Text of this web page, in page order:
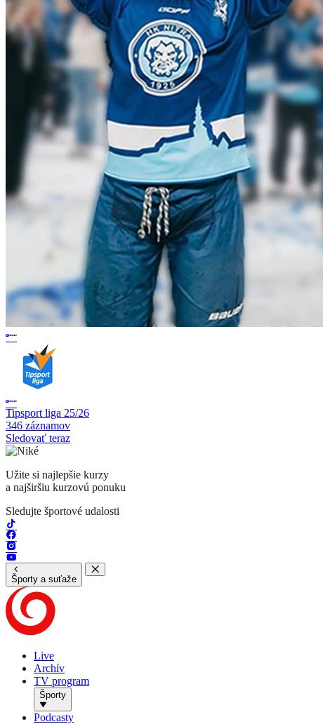
Tipsport liga 25/26
346 záznamov
Sledovať teraz
Užite si najlepšie kurzy
a najširšiu kurzovú ponuku
Sledujte športové udalosti
Športy a suťaže
Live
Archív
TV program
Športy
Podcasty